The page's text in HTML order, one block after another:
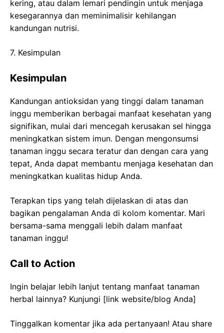
kering, atau dalam lemari pendingin untuk menjaga
kesegarannya dan meminimalisir kehilangan
kandungan nutrisi.
7. Kesimpulan
Kesimpulan
Kandungan antioksidan yang tinggi dalam tanaman
inggu memberikan berbagai manfaat kesehatan yang
signifikan, mulai dari mencegah kerusakan sel hingga
meningkatkan sistem imun. Dengan mengonsumsi
tanaman inggu secara teratur dan dengan cara yang
tepat, Anda dapat membantu menjaga kesehatan dan
meningkatkan kualitas hidup Anda.
Terapkan tips yang telah dijelaskan di atas dan
bagikan pengalaman Anda di kolom komentar. Mari
bersama-sama menggali lebih dalam manfaat
tanaman inggu!
Call to Action
Ingin belajar lebih lanjut tentang manfaat tanaman
herbal lainnya? Kunjungi [link website/blog Anda]
Tinggalkan komentar jika ada pertanyaan! Atau share